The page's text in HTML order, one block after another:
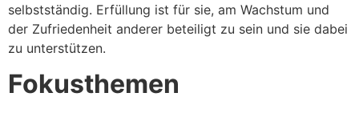
selbstständig. Erfüllung ist für sie, am Wachstum und
der Zufriedenheit anderer beteiligt zu sein und sie dabei
zu unterstützen.
Fokusthemen